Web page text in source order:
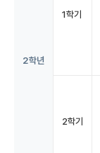
2학년
1학기
2학기